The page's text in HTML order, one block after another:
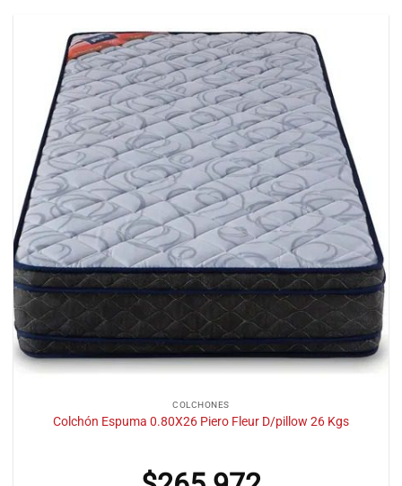
COLCHONES
Colchón Espuma 0.80X26 Piero Fleur D/pillow 26 Kgs